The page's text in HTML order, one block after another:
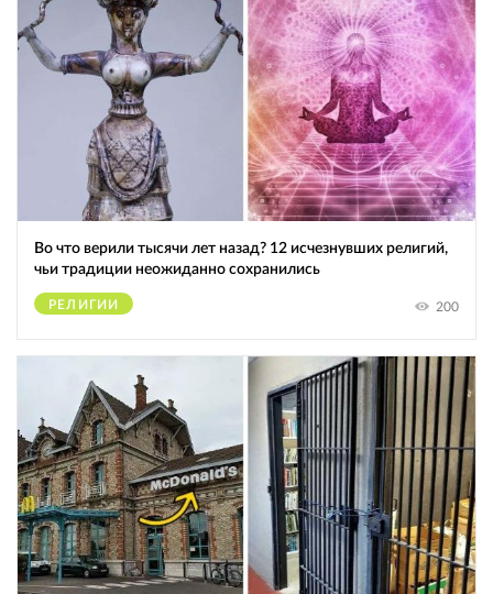
Во что верили тысячи лет назад? 12 исчезнувших религий,
чьи традиции неожиданно сохранились
РЕЛИГИИ 200